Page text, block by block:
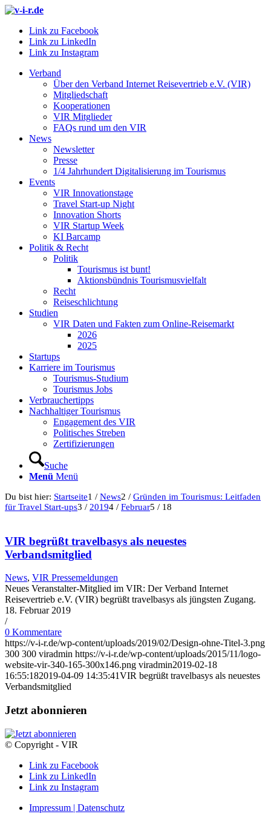
Link zu Facebook
Link zu LinkedIn
Link zu Instagram
Verband
Über den Verband Internet Reisevertrieb e.V. (VIR)
Mitgliedschaft
Kooperationen
VIR Mitglieder
FAQs rund um den VIR
News
Newsletter
Presse
1/4 Jahrhundert Digitalisierung im Tourismus
Events
VIR Innovationstage
Travel Start-up Night
Innovation Shorts
VIR Startup Week
KI Barcamp
Politik & Recht
Politik
Tourismus ist bunt!
Aktionsbündnis Tourismusvielfalt
Recht
Reiseschlichtung
Studien
VIR Daten und Fakten zum Online-Reisemarkt
2026
2025
Startups
Karriere im Tourismus
Tourismus-Studium
Tourismus Jobs
Verbrauchertipps
Nachhaltiger Tourismus
Engagement des VIR
Politisches Streben
Zertifizierungen
Suche
Menü Menü
Du bist hier: Startseite1 / News2 / Gründen im Tourismus: Leitfaden
für Travel Start-ups3 / 20194 / Februar5 / 18
VIR begrüßt travelbasys als neuestes
Verbandsmitglied
News, VIR Pressemeldungen
Neues Veranstalter-Mitglied im VIR: Der Verband Internet
Reisevertrieb e.V. (VIR) begrüßt travelbasys als jüngsten Zugang.
18. Februar 2019
/
0 Kommentare
https://v-i-r.de/wp-content/uploads/2019/02/Design-ohne-Titel-3.png
300 300 viradmin https://v-i-r.de/wp-content/uploads/2015/11/logo-
website-vir-340-165-300x146.png viradmin2019-02-18
16:55:182019-04-09 14:35:41VIR begrüßt travelbasys als neuestes
Verbandsmitglied
Jetzt abonnieren
© Copyright - VIR
Link zu Facebook
Link zu LinkedIn
Link zu Instagram
Impressum | Datenschutz